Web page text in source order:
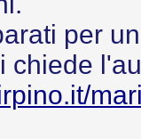
per
chiede